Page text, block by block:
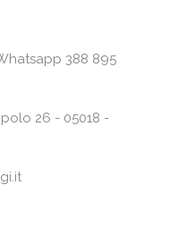
388 895
26 - 05018 -